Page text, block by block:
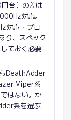
台）の差は
対応。
対応・プロ
り、スペック
ておく必要
DeathAdder
Viper系
はない。か
系を選ぶ